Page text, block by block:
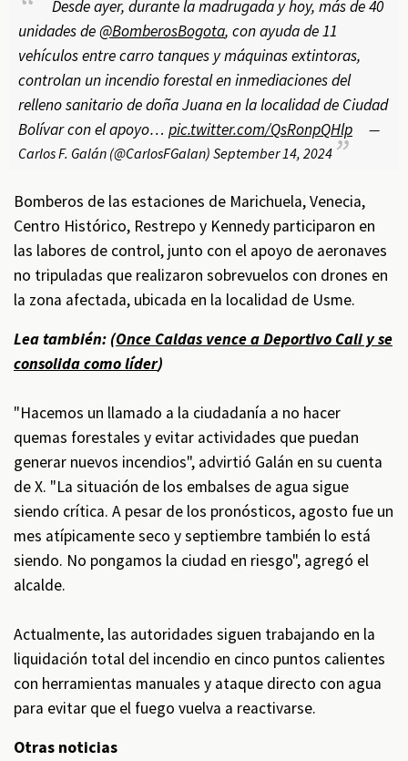
Desde ayer, durante la madrugada y hoy, más de 40
unidades de@BomberosBogota, con ayuda de 11
vehículos entre carro tanques y máquinas extintoras,
controlan un incendio forestal en inmediaciones del
relleno sanitario de doña Juana en la localidad de Ciudad
Bolívar con el apoyo… pic.twitter.com/QsRonpQHlp
—
Carlos F. Galán (@CarlosFGalan) September 14, 2024
Bomberos de las estaciones de Marichuela, Venecia,
Centro Histórico, Restrepo y Kennedy participaron en
las labores de control, junto con el apoyo de aeronaves
no tripuladas que realizaron sobrevuelos con drones en
la zona afectada, ubicada en la localidad de Usme.
Lea también: (Once Caldas vence a Deportivo Cali y se
consolida como líder)
"Hacemos un llamado a la ciudadanía a no hacer
quemas forestales y evitar actividades que puedan
generar nuevos incendios", advirtió Galán en su cuenta
de X. "La situación de los embalses de agua sigue
siendo crítica. A pesar de los pronósticos, agosto fue un
mes atípicamente seco y septiembre también lo está
siendo. No pongamos la ciudad en riesgo", agregó el
alcalde.
Actualmente, las autoridades siguen trabajando en la
liquidación total del incendio en cinco puntos calientes
con herramientas manuales y ataque directo con agua
para evitar que el fuego vuelva a reactivarse.
Otras noticias